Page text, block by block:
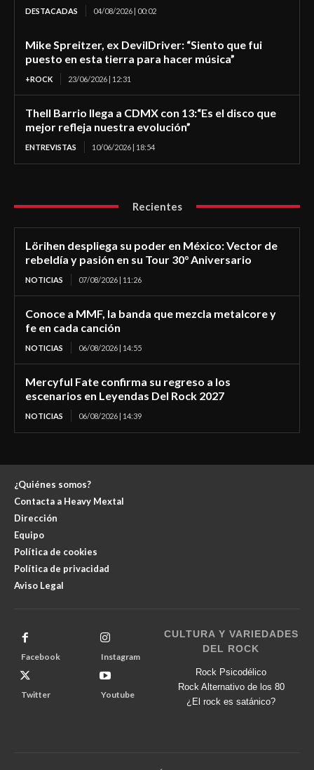
DESTACADAS 04/08/2026 | 00:02
Mike Spreitzer, ex DevilDriver: “Siento que fui
puesto en esta tierra para hacer música”
+ROCK 23/06/2026 | 12:31
Thell Barrio llega a CDMX con 13:“Es el disco que
mejor refleja nuestra evolución”
ENTREVISTAS 10/06/2026 | 18:54
Recientes
Lörihen despliega su poder en México: Vector de
rebeldía y pasión en su Tour 30° Aniversario
NOTICIAS 07/08/2026 | 11:26
Conoce a MMF, la banda que mezcla metalcore y
fe en cada canción
NOTICIAS 06/08/2026 | 14:55
Mercyful Fate confirma su regreso a los
escenarios en Leyendas Del Rock 2027
NOTICIAS 06/08/2026 | 14:39
¿Quiénes somos?
Contacta a Heavy Mextal
Dirección
Equipo
Política de cookies
Política de privacidad
Aviso Legal
Facebook Instagram
Twitter Youtube
CULTURA Y VARIEDADES
DEL ROCK
Rock Psicodélico
Rock Alternativo de los 80
¿El rock es satánico?